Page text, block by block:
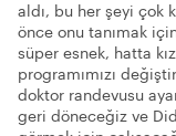
aldı, bu her şeyi çok
önce onu tanımak
süper esnek, hatta
programımızı
doktor randevusu
geri döneceğiz ve